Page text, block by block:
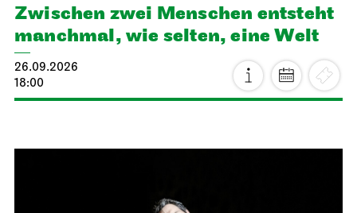
Zwischen zwei Menschen ent­steht
manch­mal, wie selten, eine Welt
26.09.2026
18:00